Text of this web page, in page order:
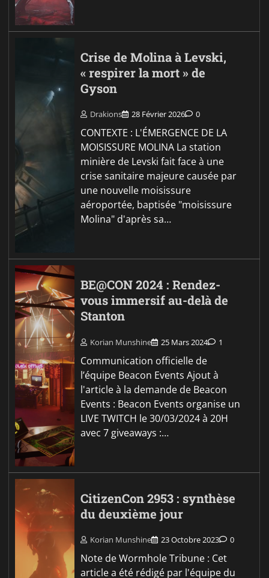
Crise de Molina à Levski,
« respirer la mort » de
Gyson
Drakions 28 Février 2026 0
CONTEXTE : L'ÉMERGENCE DE LA
MOISISSURE MOLINA La station
minière de Levski fait face à une
crise sanitaire majeure causée par
une nouvelle moisissure
aéroportée, baptisée "moisissure
Molina" d'après sa…
BE@CON 2024 : Rendez-
vous immersif au-delà de
Stanton
Korian Munshine 25 Mars 2024 1
Communication officielle de
l’équipe Beacon Events Ajout à
l'article à la demande de Beacon
Events : Beacon Events organise un
LIVE TWITCH le 30/03/2024 à 20H
avec 7 giveaways :…
CitizenCon 2953 : synthèse
du deuxième jour
Korian Munshine 23 Octobre 2023 0
Note de Wormhole Tribune : Cet
article a été rédigé par l'équipe du